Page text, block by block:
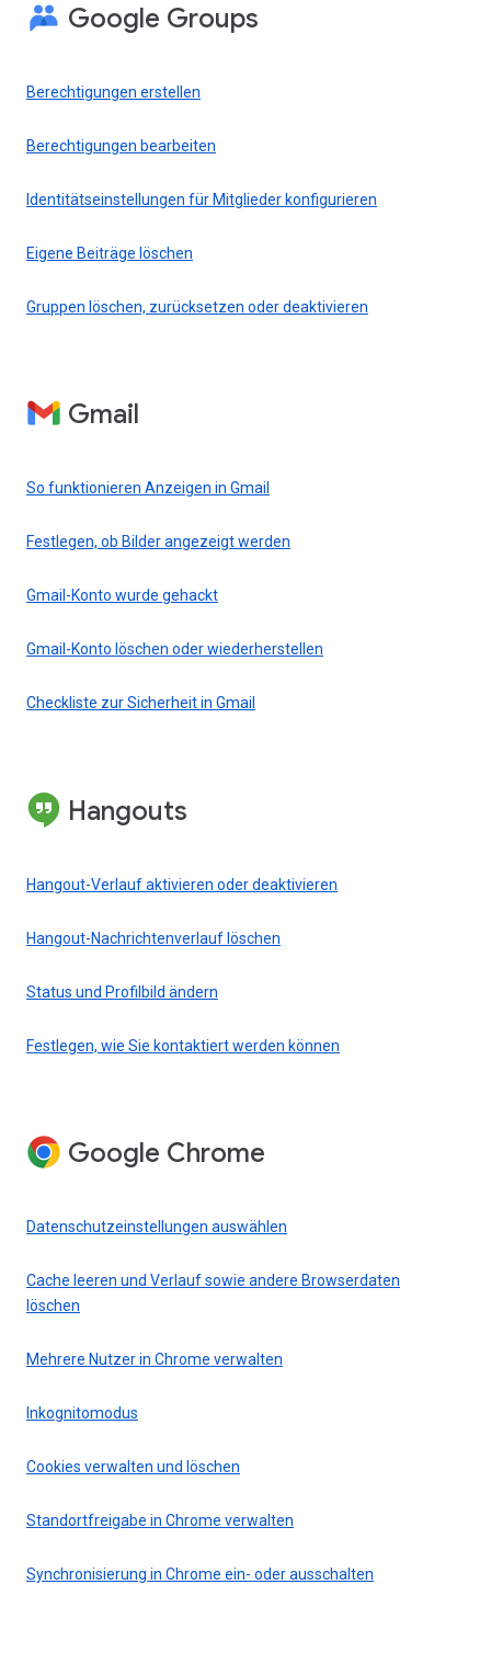
Google Groups
Berechtigungen erstellen
Berechtigungen bearbeiten
Identitätseinstellungen für Mitglieder konfigurieren
Eigene Beiträge löschen
Gruppen löschen, zurücksetzen oder deaktivieren
Gmail
So funktionieren Anzeigen in Gmail
Festlegen, ob Bilder angezeigt werden
Gmail-Konto wurde gehackt
Gmail-Konto löschen oder wiederherstellen
Checkliste zur Sicherheit in Gmail
Hangouts
Hangout-Verlauf aktivieren oder deaktivieren
Hangout-Nachrichtenverlauf löschen
Status und Profilbild ändern
Festlegen, wie Sie kontaktiert werden können
Google Chrome
Datenschutzeinstellungen auswählen
Cache leeren und Verlauf sowie andere Browserdaten
löschen
Mehrere Nutzer in Chrome verwalten
Inkognitomodus
Cookies verwalten und löschen
Standortfreigabe in Chrome verwalten
Synchronisierung in Chrome ein- oder ausschalten